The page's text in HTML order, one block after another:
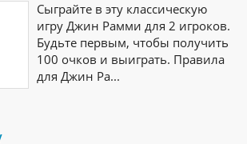
Сыграйте в эту классическую
игру Джин Рамми для 2 игроков.
Будьте первым, чтобы получить
100 очков и выиграть. Правила
для Джин Ра...